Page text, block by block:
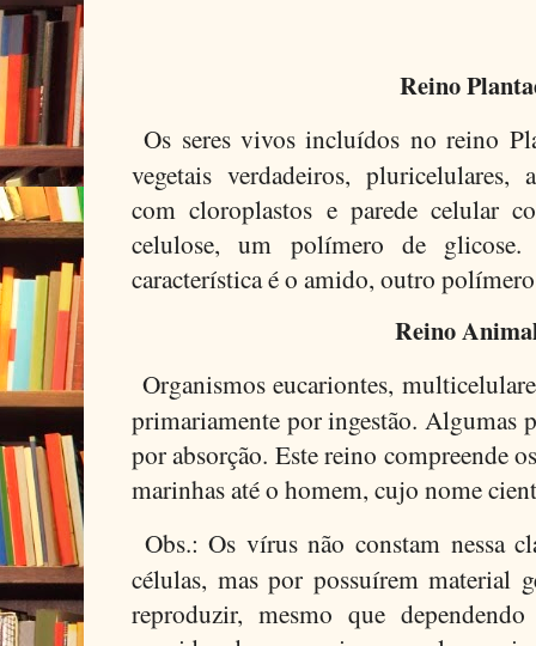
Reino
Os seres vivos incluídos no reino
vegetais verdadeiros, pluricelulares,
com cloroplastos e parede celular
celulose, um polímero de glicose.
característica é o amido, outro
Reino
Organismos eucariontes,
primariamente por ingestão. Algumas
por absorção. Este reino compreende
marinhas até o homem, cujo nome
Obs.: Os vírus não constam nessa
células, mas por possuírem material
reproduzir, mesmo que